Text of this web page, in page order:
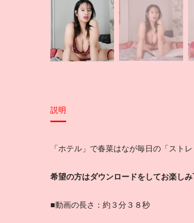
説明
「ホテル」で春菜はなが毎日の「スト
希望の方はダウンロードをしてお楽しみ
■動画の長さ：約３分３８秒